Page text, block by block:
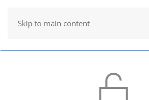
Skip to main content